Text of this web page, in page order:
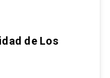
de Los